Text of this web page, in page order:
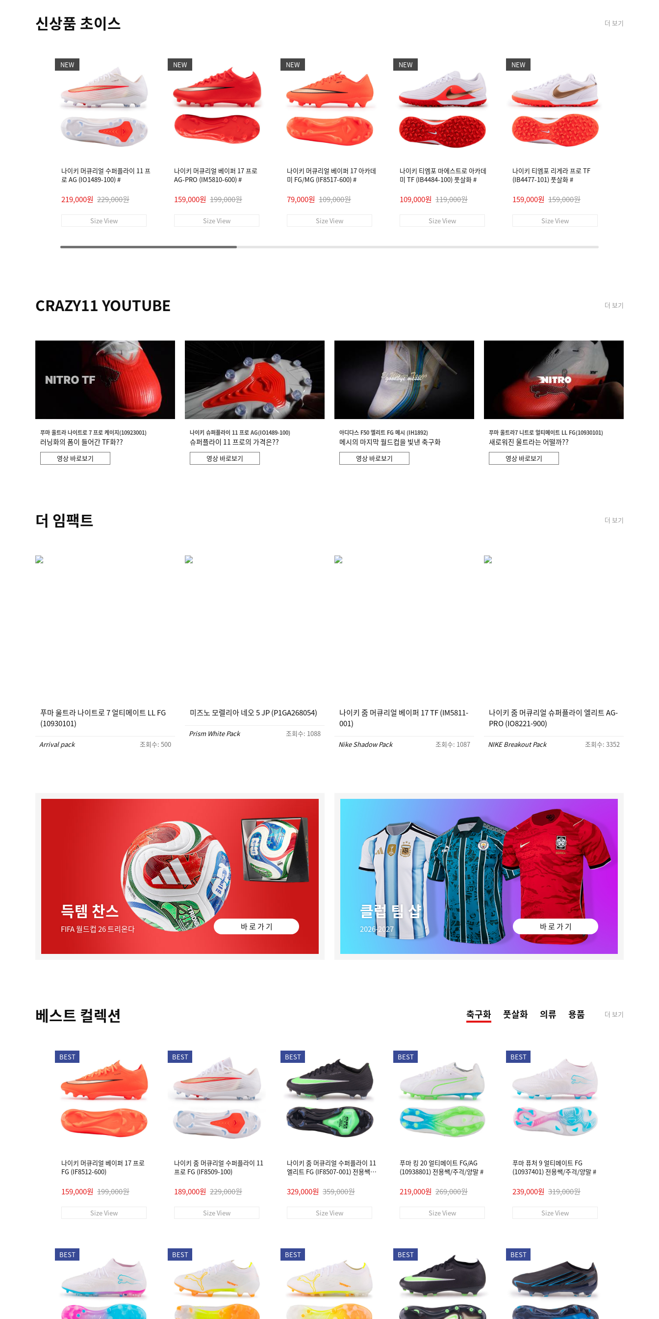
신상품 초이스 더 보기
NEW
나이키 머큐리얼 수퍼플라이 11 프
로 AG (IO1489-100) #
219,000원 229,000원
Size View
NEW
나이키 머큐리얼 베이퍼 17 프로
AG-PRO (IM5810-600) #
159,000원 199,000원
Size View
NEW
나이키 머큐리얼 베이퍼 17 아카데
미 FG/MG (IF8517-600) #
79,000원 109,000원
Size View
NEW
나이키 티엠포 마에스트로 아카데
미 TF (IB4484-100) 풋살화 #
109,000원 119,000원
Size View
NEW
나이키 티엠포 리게라 프로 TF
(IB4477-101) 풋살화 #
159,000원 159,000원
Size View
CRAZY11 YOUTUBE 더 보기
푸마 울트라 나이트로 7 프로 케이지(10923001)
러닝화의 폼이 들어간 TF화??
영상 바로보기
나이키 슈퍼플라이 11 프로 AG(IO1489-100)
슈퍼플라이 11 프로의 가격은??
영상 바로보기
아디다스 F50 엘리트 FG 메시 (IH1892)
메시의 마지막 월드컵을 빛낸 축구화
영상 바로보기
푸마 울트라7 니트로 얼티메이트 LL FG(10930101)
새로워진 울트라는 어떨까??
영상 바로보기
더 임팩트 더 보기
푸마 울트라 나이트로 7 얼티메이트 LL FG
(10930101)
Arrival pack 조회수: 500
미즈노 모렐리아 네오 5 JP (P1GA268054)
Prism White Pack 조회수: 1088
나이키 줌 머큐리얼 베이퍼 17 TF (IM5811-
001)
Nike Shadow Pack 조회수: 1087
나이키 줌 머큐리얼 슈퍼플라이 엘리트 AG-
PRO (IO8221-900)
NIKE Breakout Pack 조회수: 3352
득템 찬스
FIFA 월드컵 26 트리온다 바 로 가 기
클럽 팀 샵
2026-2027 바 로 가 기
베스트 컬렉션 축구화 풋살화 의류 용품 더 보기
BEST
나이키 머큐리얼 베이퍼 17 프로
FG (IF8512-600)
159,000원 199,000원
Size View
BEST
나이키 줌 머큐리얼 수퍼플라이 11
프로 FG (IF8509-100)
189,000원 229,000원
Size View
BEST
나이키 줌 머큐리얼 수퍼플라이 11
엘리트 FG (IF8507-001) 전용쌕/
329,000원 359,000원
Size View
BEST
푸마 킹 20 얼티메이트 FG/AG
(10938801) 전용쌕/주걱/양말 #
219,000원 269,000원
Size View
BEST
푸마 퓨처 9 얼티메이트 FG
(10937401) 전용쌕/주걱/양말 #
239,000원 319,000원
Size View
BEST BEST BEST BEST BEST